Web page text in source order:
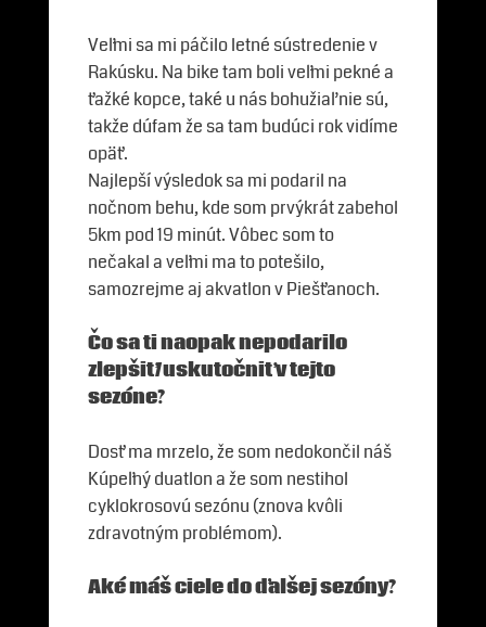
Veľmi sa mi páčilo letné sústredenie v
Rakúsku. Na bike tam boli veľmi pekné a
ťažké kopce, také u nás bohužiaľ nie sú,
takže dúfam že sa tam budúci rok vidíme
opäť.
Najlepší výsledok sa mi podaril na
nočnom behu, kde som prvýkrát zabehol
5km pod 19 minút. Vôbec som to
nečakal a veľmi ma to potešilo,
samozrejme aj akvatlon v Piešťanoch.
Čo sa ti naopak nepodarilo
zlepšiť/uskutočniť v tejto
sezóne?
Dosť ma mrzelo, že som nedokončil náš
Kúpeľný duatlon a že som nestihol
cyklokrosovú sezónu (znova kvôli
zdravotným problémom).
Aké máš ciele do ďalšej sezóny?